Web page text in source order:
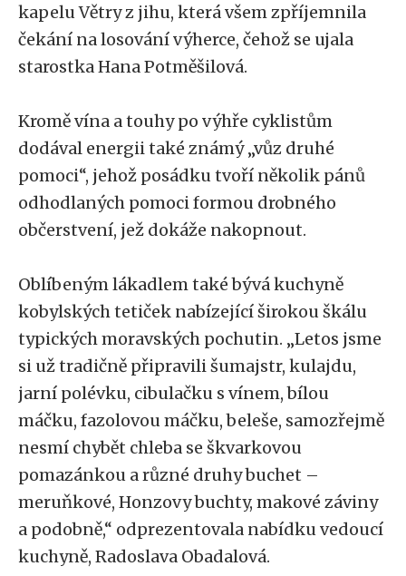
kapelu Větry z jihu, která všem zpříjemnila
čekání na losování výherce, čehož se ujala
starostka Hana Potměšilová.
Kromě vína a touhy po výhře cyklistům
dodával energii také známý „vůz druhé
pomoci“, jehož posádku tvoří několik pánů
odhodlaných pomoci formou drobného
občerstvení, jež dokáže nakopnout.
Oblíbeným lákadlem také bývá kuchyně
kobylských tetiček nabízející širokou škálu
typických moravských pochutin. „Letos jsme
si už tradičně připravili šumajstr, kulajdu,
jarní polévku, cibulačku s vínem, bílou
máčku, fazolovou máčku, beleše, samozřejmě
nesmí chybět chleba se škvarkovou
pomazánkou a různé druhy buchet –
meruňkové, Honzovy buchty, makové záviny
a podobně,“ odprezentovala nabídku vedoucí
kuchyně, Radoslava Obadalová.